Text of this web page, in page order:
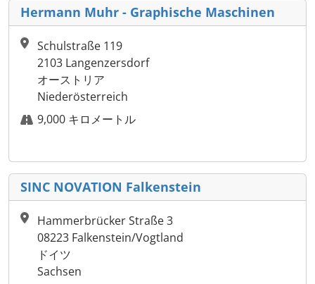
Hermann Muhr - Graphische Maschinen
Schulstraße 119
2103 Langenzersdorf
オーストリア
Niederösterreich
9,000 キロメートル
SINC NOVATION Falkenstein
Hammerbrücker Straße 3
08223 Falkenstein/Vogtland
ドイツ
Sachsen